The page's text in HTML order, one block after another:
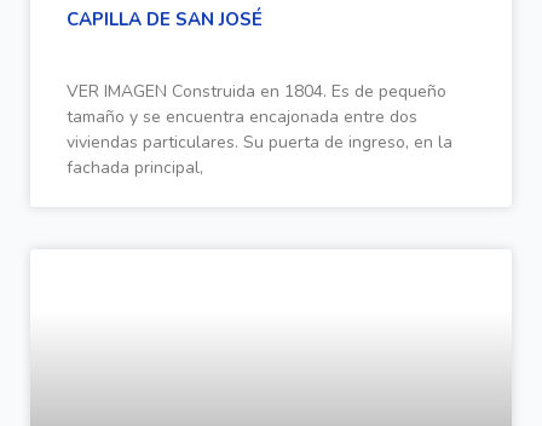
CAPILLA DE SAN JOSÉ
VER IMAGEN Construida en 1804. Es de pequeño
tamaño y se encuentra encajonada entre dos
viviendas particulares. Su puerta de ingreso, en la
fachada principal,